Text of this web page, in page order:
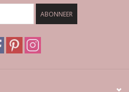
ABONNEER